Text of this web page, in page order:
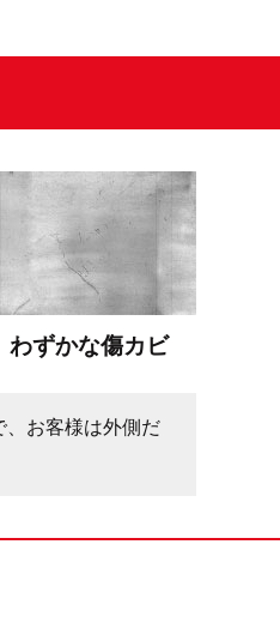
わずかな傷カビ
、お客様は外側だ